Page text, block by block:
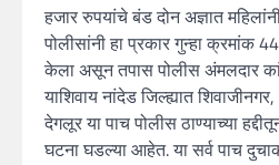
हजार रुपयांचे बंड दोन अज्ञात
पोलीसांनी हा प्रकार गुन्हा क्रमांक
केला असून तपास पोलीस अंमलदार
याशिवाय नांदेड जिल्ह्यात शिवाजीनगर,
देगलूर या पाच पोलीस ठाण्याच्या
घटना घडल्या आहेत. या सर्व पाच